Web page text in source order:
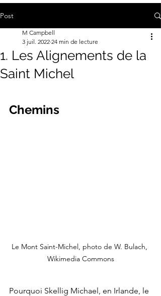
Post
1. Les Alignements de la
Saint Michel
M Campbell
3 juil. 2022 24 min de lecture
Chemins
Le Mont Saint-Michel, photo de W. Bulach,
Wikimedia Commons
Pourquoi Skellig Michael, en Irlande, le